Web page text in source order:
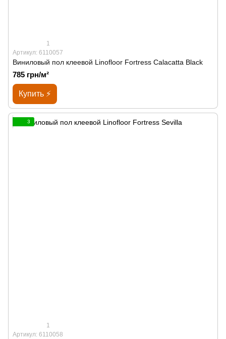
1
Артикул: 6110057
Виниловый пол клеевой Linofloor Fortress Calacatta Black
785 грн/м²
Купить ⚡
3
1
Артикул: 6110058